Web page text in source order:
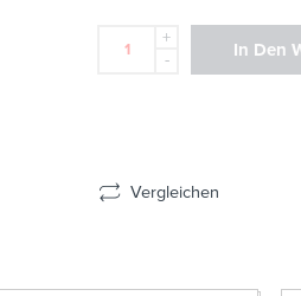
+
-
In Den
Vergleichen